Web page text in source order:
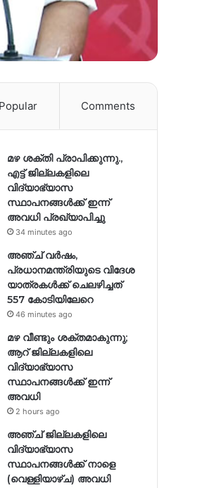
Popular Comments
മഴ ശക്തി പ്രാപിക്കുന്നു.,
എട്ട് ജില്ലകളിലെ
വിദ്യാഭ്യാസ
സ്ഥാപനങ്ങള്‍ക്ക് ഇന്ന്
അവധി പ്രഖ്യാപിച്ചു
34 minutes ago
അഞ്ച് വര്‍ഷം,
പ്രധാനമന്ത്രിയുടെ വിദേശ
യാത്രകള്‍ക്ക് ചെലഴിച്ചത്
557 കോടിയിലേറെ
46 minutes ago
മഴ വീണ്ടും ശക്തമാകുന്നു;
ആറ് ജില്ലകളിലെ
വിദ്യാഭ്യാസ
സ്ഥാപനങ്ങള്‍ക്ക് ഇന്ന്
അവധി
2 hours ago
അഞ്ച് ജില്ലകളിലെ
വിദ്യാഭ്യാസ
സ്ഥാപനങ്ങൾക്ക് നാളെ
(വെള്ളിയാഴ്ച) അവധി